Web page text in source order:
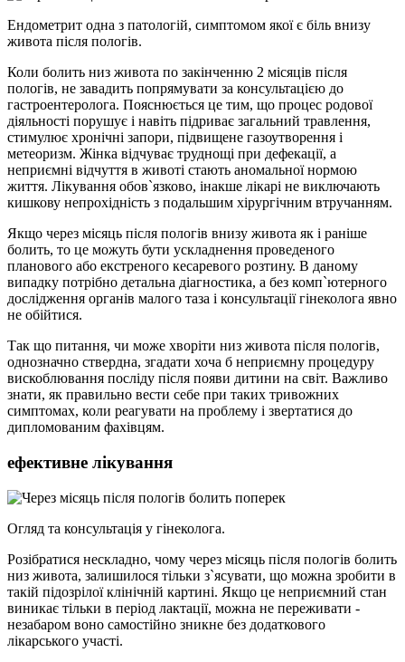
Ендометрит одна з патологій, симптомом якої є біль внизу
живота після пологів.
Коли болить низ живота по закінченню 2 місяців після
пологів, не завадить попрямувати за консультацією до
гастроентеролога. Пояснюється це тим, що процес родової
діяльності порушує і навіть підриває загальний травлення,
стимулює хронічні запори, підвищене газоутворення і
метеоризм. Жінка відчуває труднощі при дефекації, а
неприємні відчуття в животі стають аномальної нормою
життя. Лікування обов`язково, інакше лікарі не виключають
кишкову непрохідність з подальшим хірургічним втручанням.
Якщо через місяць після пологів внизу живота як і раніше
болить, то це можуть бути ускладнення проведеного
планового або екстреного кесаревого розтину. В даному
випадку потрібно детальна діагностика, а без комп`ютерного
дослідження органів малого таза і консультації гінеколога явно
не обійтися.
Так що питання, чи може хворіти низ живота після пологів,
однозначно ствердна, згадати хоча б неприємну процедуру
вискоблювання посліду після появи дитини на світ. Важливо
знати, як правильно вести себе при таких тривожних
симптомах, коли реагувати на проблему і звертатися до
дипломованим фахівцям.
ефективне лікування
Огляд та консультація у гінеколога.
Розібратися нескладно, чому через місяць після пологів болить
низ живота, залишилося тільки з`ясувати, що можна зробити в
такій підозрілої клінічній картині. Якщо це неприємний стан
виникає тільки в період лактації, можна не переживати -
незабаром воно самостійно зникне без додаткового
лікарського участі.